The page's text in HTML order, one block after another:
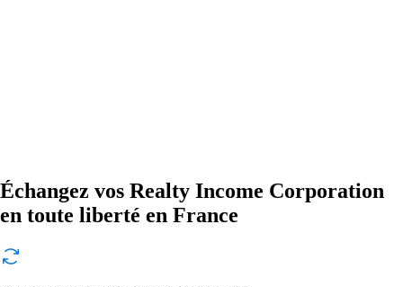
Échangez vos Realty Income Corporation
en toute liberté en France